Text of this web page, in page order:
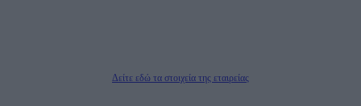
Δείτε εδώ τα στοιχεία της εταιρείας